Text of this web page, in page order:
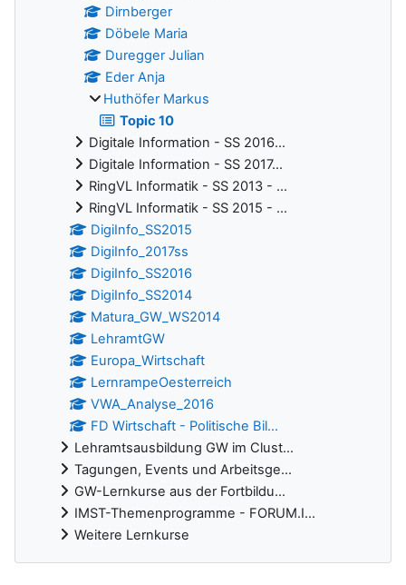
Dirnberger
Döbele Maria
Duregger Julian
Eder Anja
Huthöfer Markus
Topic 10
Digitale Information - SS 2016...
Digitale Information - SS 2017...
RingVL Informatik - SS 2013 - ...
RingVL Informatik - SS 2015 - ...
DigiInfo_SS2015
DigiInfo_2017ss
DigiInfo_SS2016
DigiInfo_SS2014
Matura_GW_WS2014
LehramtGW
Europa_Wirtschaft
LernrampeOesterreich
VWA_Analyse_2016
FD Wirtschaft - Politische Bil...
Lehramtsausbildung GW im Clust...
Tagungen, Events und Arbeitsge...
GW-Lernkurse aus der Fortbildu...
IMST-Themenprogramme - FORUM.I...
Weitere Lernkurse